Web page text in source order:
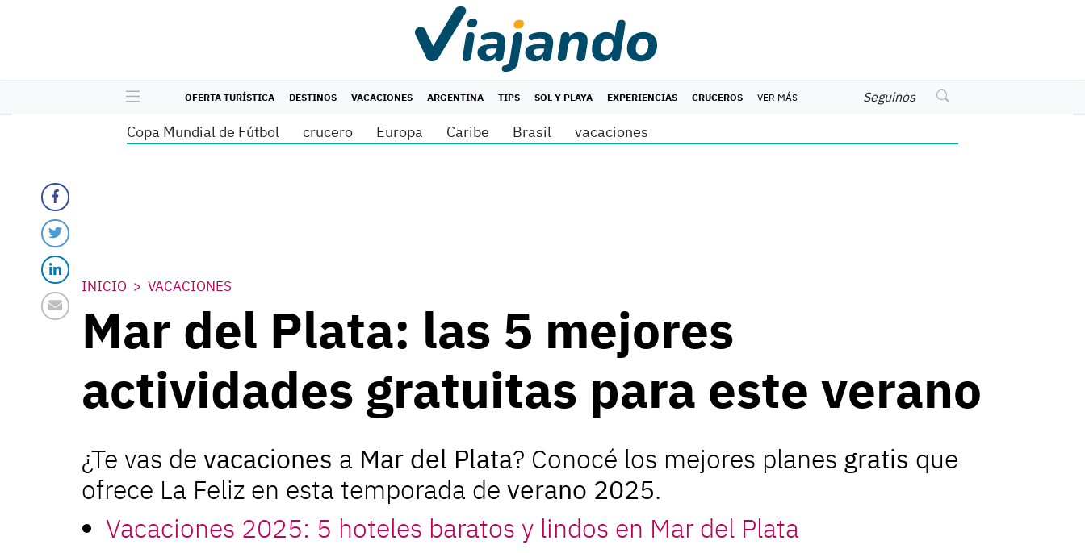
OFERTA TURÍSTICA DESTINOS VACACIONES ARGENTINA TIPS SOL Y PLAYA EXPERIENCIAS CRUCEROS VER MÁS Seguinos
Copa Mundial de Fútbol crucero Europa Caribe Brasil vacaciones
INICIO VACACIONES
Mar del Plata: las 5 mejores
actividades gratuitas para este verano
¿Te vas de vacaciones a Mar del Plata? Conocé los mejores planes gratis que
ofrece La Feliz en esta temporada de verano 2025.
Vacaciones 2025: 5 hoteles baratos y lindos en Mar del Plata